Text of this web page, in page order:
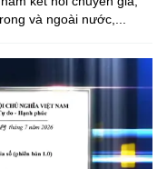
và ngoài nước,...